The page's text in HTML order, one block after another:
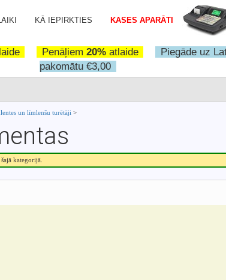
KĀ IEPIRKTIES KASES APARĀTI
Penāļiem 20%atlaide Piegāde uz
pakomātu €3,00
un līmlenšu turētāji >
kategorijā.